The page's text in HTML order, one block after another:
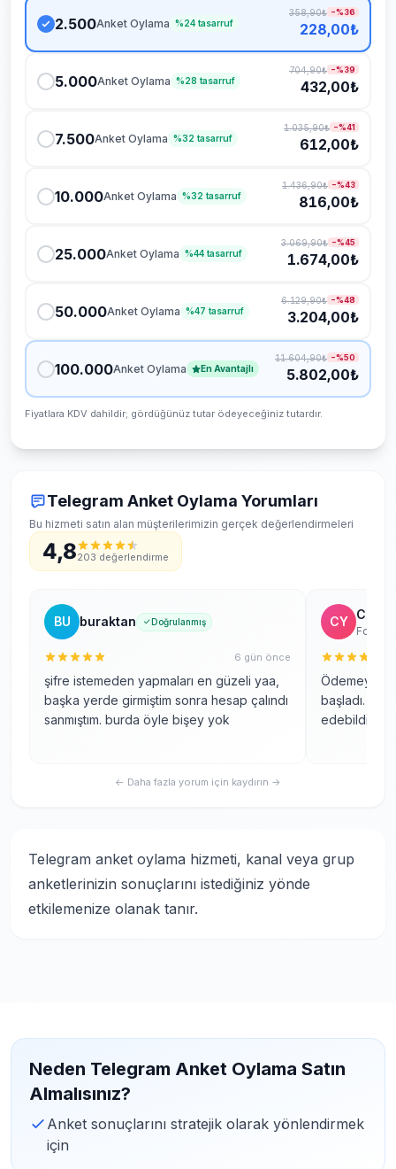
2.500Anket Oylama %24 tasarruf
358,90₺ −%36
228,00₺
5.000Anket Oylama %28 tasarruf
704,90₺ −%39
432,00₺
7.500Anket Oylama %32 tasarruf
1.035,90₺ −%41
612,00₺
10.000Anket Oylama %32 tasarruf
1.436,90₺ −%43
816,00₺
25.000Anket Oylama %44 tasarruf
3.069,90₺ −%45
1.674,00₺
50.000Anket Oylama %47 tasarruf
6.129,90₺ −%48
3.204,00₺
100.000Anket Oylama En Avantajlı
11.604,90₺ −%50
5.802,00₺
Fiyatlara KDV dahildir; gördüğünüz tutar ödeyeceğiniz tutardır.
Telegram Anket Oylama Yorumları
Bu hizmeti satın alan müşterilerimizin gerçek değerlendirmeleri
4,8203 değerlendirme
BU buraktan Doğrulanmış
6 gün önce
şifre istemeden yapmaları en güzeli yaa,
başka yerde girmiştim sonra hesap çalındı
sanmıştım. burda öyle bişey yok
CY Ceren
Ödemeyi
başladı.
edebildim,
← Daha fazla yorum için kaydırın →
Telegram anket oylama hizmeti, kanal veya grup
anketlerinizin sonuçlarını istediğiniz yönde
etkilemenize olanak tanır.
Neden Telegram Anket Oylama Satın
Almalısınız?
Anket sonuçlarını stratejik olarak yönlendirmek
için